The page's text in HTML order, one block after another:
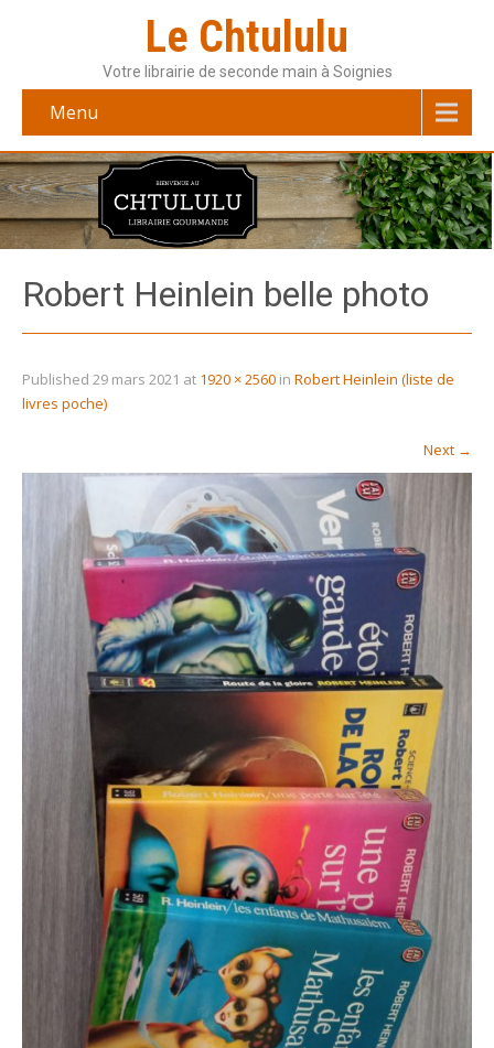
Le Chtululu
Votre librairie de seconde main à Soignies
Menu
Robert Heinlein belle photo
Published 29 mars 2021 at 1920 × 2560 in Robert Heinlein (liste de
livres poche)
Next →